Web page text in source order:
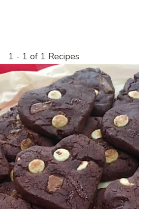
1 - 1 of 1 Recipes